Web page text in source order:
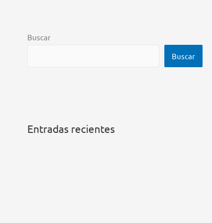
Buscar
Buscar
Entradas recientes